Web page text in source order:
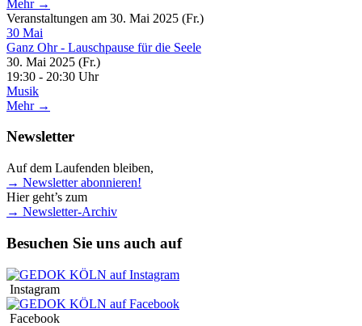
Mehr →
Veranstaltungen am 30. Mai 2025 (Fr.)
30 Mai
Ganz Ohr - Lauschpause für die Seele
30. Mai 2025 (Fr.)
19:30 - 20:30 Uhr
Musik
Mehr →
Newsletter
Auf dem Laufenden bleiben,
→ Newsletter abonnieren!
Hier geht’s zum
→ Newsletter-Archiv
Besuchen Sie uns auch auf
Instagram
Facebook